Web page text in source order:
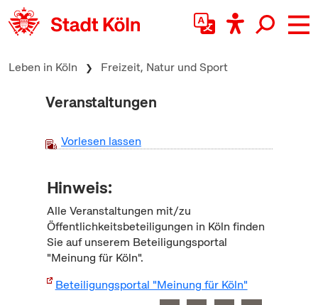
zum Inhalt springen
Leben in Köln Freizeit, Natur und Sport
Veranstaltungen
Vorlesen lassen
Hinweis:
Alle Veranstaltungen mit/zu
Öffentlichkeitsbeteiligungen in Köln finden
Sie auf unserem Beteiligungsportal
"Meinung für Köln".
Beteiligungsportal "Meinung für Köln"